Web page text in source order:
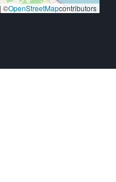
©OpenStreetMapcontributors